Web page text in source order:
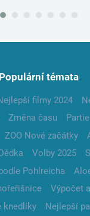
Populární témata
filmy 2024
Změna času Partie
ZOO Nové začátky
Volby 2025
Pohlreicha
Výpočet
knedlíky
Nejlepší